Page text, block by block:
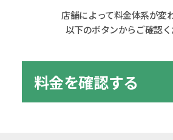
店舗によって料金体系が変
以下のボタンからご確認く
料金を確認する